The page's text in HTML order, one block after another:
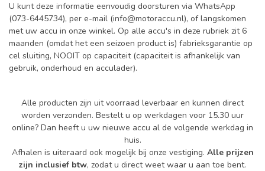
U kunt deze informatie eenvoudig doorsturen via WhatsApp
(073-6445734), per e-mail (info@motoraccu.nl), of langskomen
met uw accu in onze winkel. Op alle accu's in deze rubriek zit 6
maanden (omdat het een seizoen product is) fabrieksgarantie op
cel sluiting, NOOIT op capaciteit (capaciteit is afhankelijk van
gebruik, onderhoud en acculader).
Alle producten zijn uit voorraad leverbaar en kunnen direct
worden verzonden. Bestelt u op werkdagen voor 15.30 uur
online? Dan heeft u uw nieuwe accu al de volgende werkdag in
huis.
Afhalen is uiteraard ook mogelijk bij onze vestiging. Alle prijzen
zijn inclusief btw, zodat u direct weet waar u aan toe bent.